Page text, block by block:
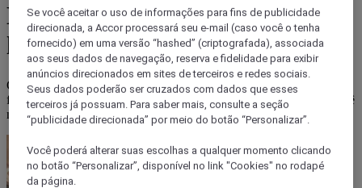
Explorando festas e eventos
locais com Mercure
Com o Mercure, cada destino ganha um toque especial. Seja em
festivais gastronômicos ou eventos musicais, sua estadia coloca você
no centro das celebrações locais.
Se você aceitar o uso de informações para fins de publicidade
direcionada, a Accor processará seu e-mail (caso você o tenha
fornecido) em uma versão “hashed” (criptografada), associada
aos seus dados de navegação, reserva e fidelidade para exibir
anúncios direcionados em sites de terceiros e redes sociais.
Seus dados poderão ser cruzados com dados que esses
terceiros já possuam. Para saber mais, consulte a seção
“publicidade direcionada” por meio do botão “Personalizar”.
Você poderá alterar suas escolhas a qualquer momento clicando
no botão “Personalizar”, disponível no link "Cookies" no rodapé
da página.